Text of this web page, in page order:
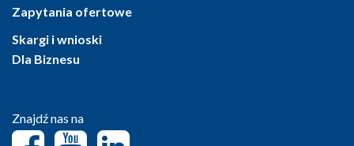
Zapytania ofertowe
Skargi i wnioski
Dla Biznesu
Znajdź nas na